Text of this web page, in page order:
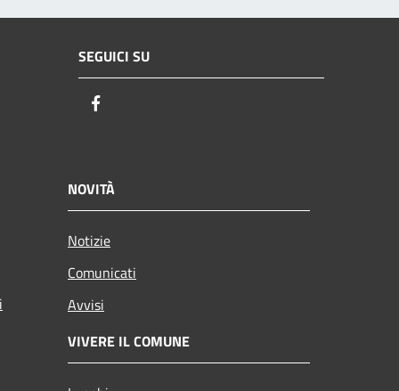
SEGUICI SU
NOVITÀ
Notizie
Comunicati
Avvisi
VIVERE IL COMUNE